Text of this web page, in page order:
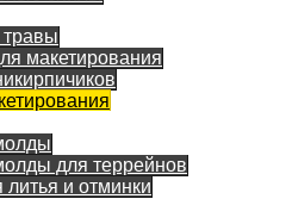
макетирования
для террейнов
и отминки